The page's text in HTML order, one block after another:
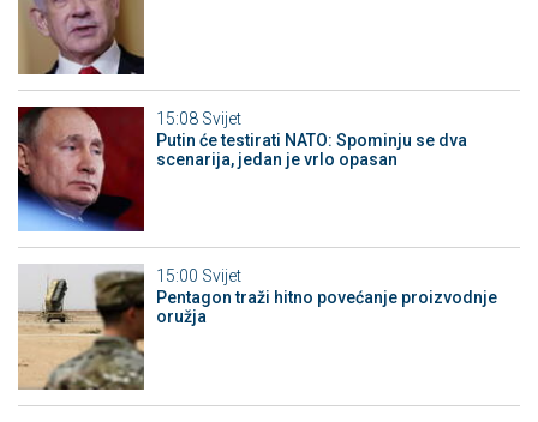
15:08 Svijet
Putin će testirati NATO: Spominju se dva
scenarija, jedan je vrlo opasan
15:00 Svijet
Pentagon traži hitno povećanje proizvodnje
oružja